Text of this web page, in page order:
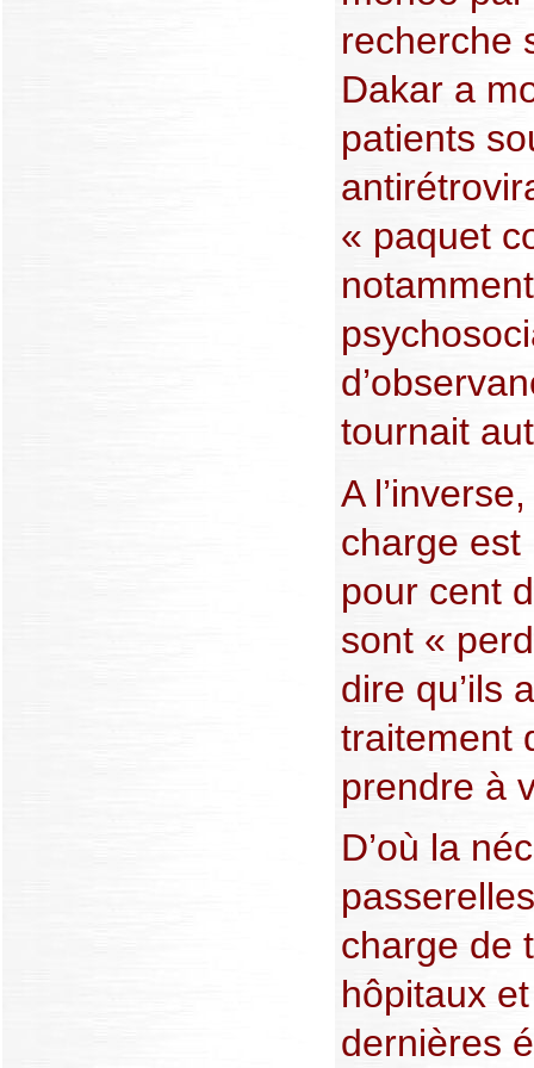
recherche
Dakar a
patients
« paquet
tournait
A
charge est
pour cent
sont «
dire qu’ils
traitement
prendre à
D’où la
charge de
hôpitaux
dernières